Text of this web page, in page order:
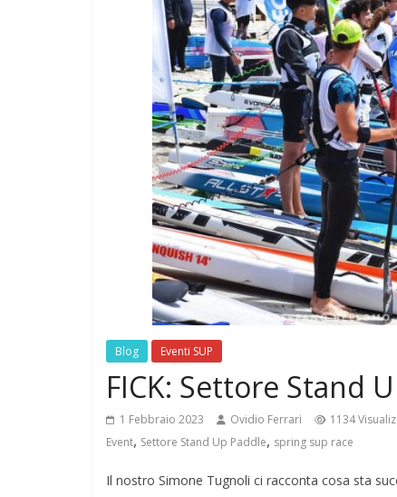
Blog Eventi SUP
FICK: Settore Stand
1 Febbraio 2023 Ovidio Ferrari 1134
Event, Settore Stand Up Paddle, spring sup race
Il nostro Simone Tugnoli ci racconta cosa sta